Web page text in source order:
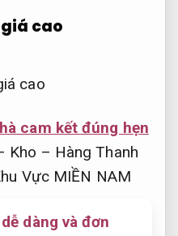
cao
cam kết đúng hẹn
– Hàng Thanh
Vực MIỀN NAM
dàng và đơn